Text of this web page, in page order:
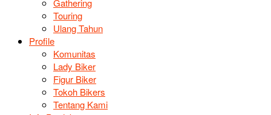
Gathering
Touring
Ulang Tahun
Profile
Komunitas
Lady Biker
Figur Biker
Tokoh Bikers
Tentang Kami